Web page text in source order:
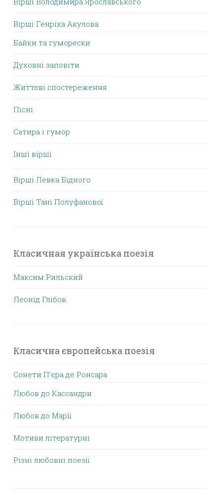
Вірші Генріха Акулова
Байки та гуморески
Духовні заповіти
Життєві спостереження
Пісні
Сатира і гумор
Інші вірші
Вірші Левка Бідного
Вірші Тані Полуфанової
Класичная українська поезія
Максим Рильский
Леонід Глібов
Класична європейська поезія
Сонети П’єра де Ронсара
Любов до Кассандри
Любов до Марії
Мотиви літературні
Різні любовні поезії